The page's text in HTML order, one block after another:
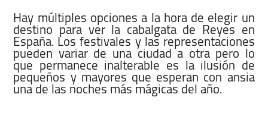
Hay múltiples opciones a la hora de elegir un
destino para ver la cabalgata de Reyes en
España. Los festivales y las representaciones
pueden variar de una ciudad a otra pero lo
que permanece inalterable es la ilusión de
pequeños y mayores que esperan con ansia
una de las noches más mágicas del año.